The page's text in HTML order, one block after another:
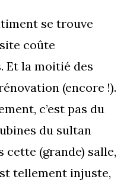
se trouve
coûte
Et la moitié des
(encore !).
c’est pas du
du sultan
(grande) salle,
tellement injuste,